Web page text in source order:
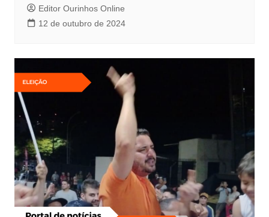
Editor Ourinhos Online
12 de outubro de 2024